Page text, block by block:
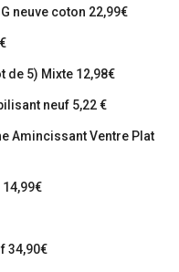
neuve coton 22,99€
de 5) Mixte 12,98€
neuf 5,22 €
Amincissant Ventre Plat
34,90€